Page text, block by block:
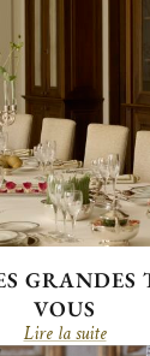
GRANDES
VOUS
Lire la suite